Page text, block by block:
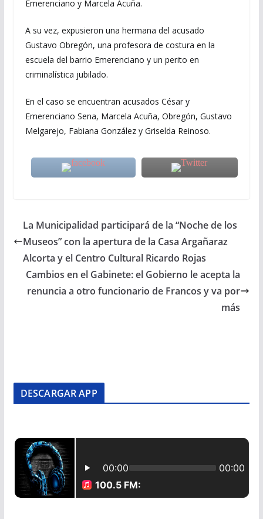
Emerenciano y Marcela Acuña.
A su vez, expusieron una hermana del acusado
Gustavo Obregón, una profesora de costura en la
escuela del barrio Emerenciano y un perito en
criminalística jubilado.
En el caso se encuentran acusados César y
Emerenciano Sena, Marcela Acuña, Obregón, Gustavo
Melgarejo, Fabiana González y Griselda Reinoso.
La Municipalidad participará de la “Noche de los
Museos” con la apertura de la Casa Argañaraz
Alcorta y el Centro Cultural Ricardo Rojas
Cambios en el Gabinete: el Gobierno le acepta la
renuncia a otro funcionario de Francos y va por
más
DESCARGAR APP